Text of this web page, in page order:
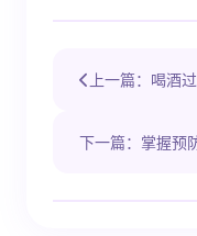
上一篇：喝酒
下一篇：掌握预